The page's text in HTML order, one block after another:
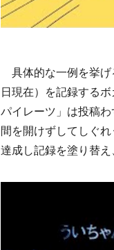
具体的な一例を挙げ
日現在）を記録する
パイレーツ」は投稿
間を開けずしてしぐ
達成し記録を塗り替